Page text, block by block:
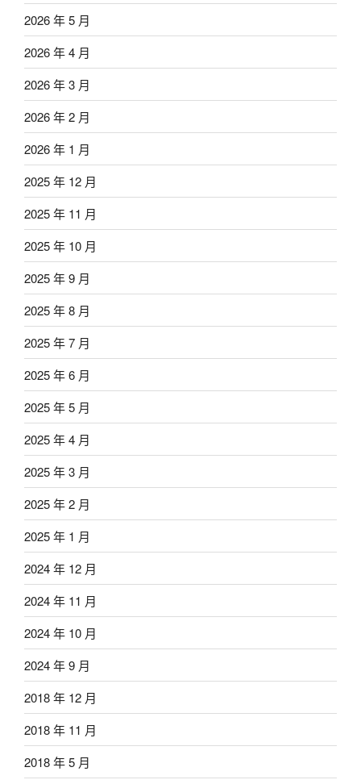
2026 年 5 月
2026 年 4 月
2026 年 3 月
2026 年 2 月
2026 年 1 月
2025 年 12 月
2025 年 11 月
2025 年 10 月
2025 年 9 月
2025 年 8 月
2025 年 7 月
2025 年 6 月
2025 年 5 月
2025 年 4 月
2025 年 3 月
2025 年 2 月
2025 年 1 月
2024 年 12 月
2024 年 11 月
2024 年 10 月
2024 年 9 月
2018 年 12 月
2018 年 11 月
2018 年 5 月